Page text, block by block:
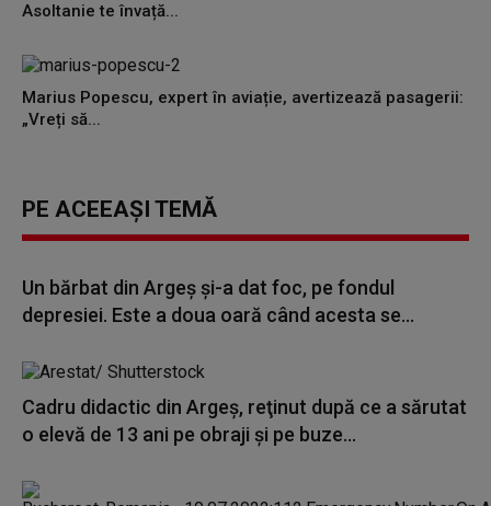
Asoltanie te învață...
Marius Popescu, expert în aviație, avertizează pasagerii:
„Vreți să...
PE ACEEAȘI TEMĂ
Un bărbat din Argeş şi-a dat foc, pe fondul
depresiei. Este a doua oară când acesta se...
Cadru didactic din Argeş, reţinut după ce a sărutat
o elevă de 13 ani pe obraji şi pe buze...